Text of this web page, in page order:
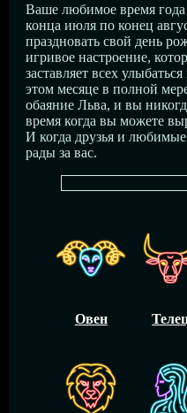
Ваше любимое время года
конца июля по конец
праздновать свой день
игривое настроение,
заставляет всех
этом месяце в полной
обаяние Льва, и вы
время когда вы можете
И когда друзья и
рады за вас.
Овен